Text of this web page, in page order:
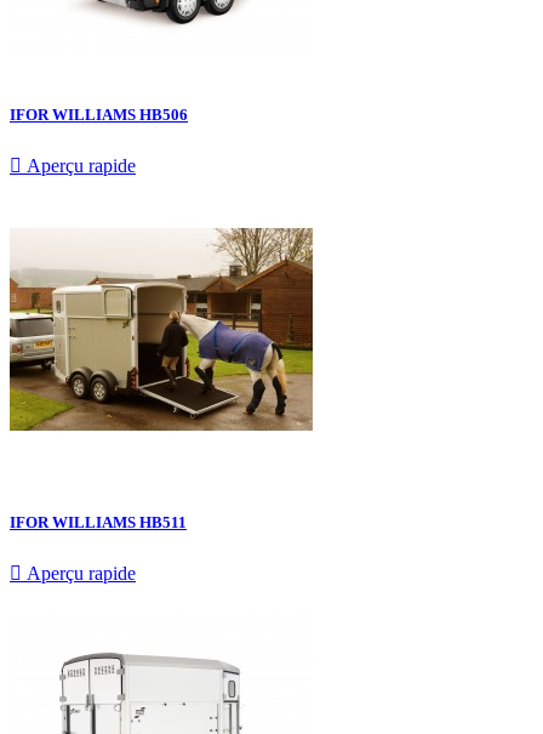
IFOR WILLIAMS HB506
 Aperçu rapide
IFOR WILLIAMS HB511
 Aperçu rapide